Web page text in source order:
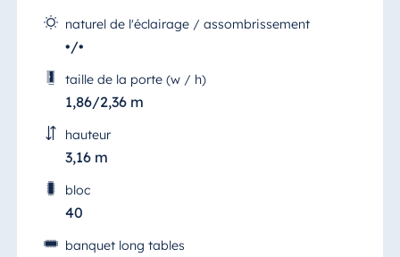
naturel de l'éclairage / assombrissement
•/•
taille de la porte (w / h)
1,86/2,36 m
hauteur
3,16 m
bloc
40
banquet long tables